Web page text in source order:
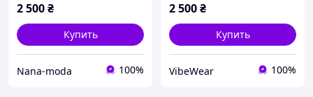
2 500₴
Купить
Nana-moda 100%
2 500₴
Купить
VibeWear 100%